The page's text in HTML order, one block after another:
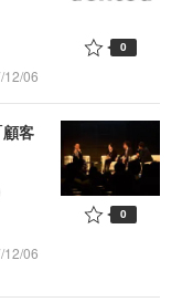
12/06
0
客
12/06
0